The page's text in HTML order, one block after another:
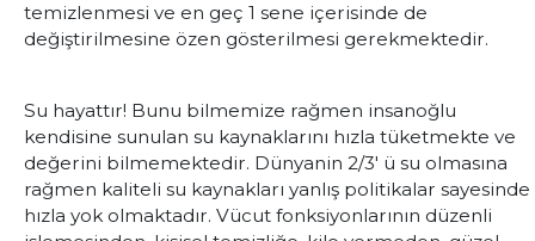
temizlenmesi ve en geç 1 sene içerisinde de
değiştirilmesine özen gösterilmesi gerekmektedir.
Su hayattır! Bunu bilmemize rağmen insanoğlu
kendisine sunulan su kaynaklarını hızla tüketmekte ve
değerini bilmemektedir. Dünyanin 2/3' ü su olmasına
rağmen kaliteli su kaynakları yanlış politikalar sayesinde
hızla yok olmaktadır. Vücut fonksiyonlarının düzenli